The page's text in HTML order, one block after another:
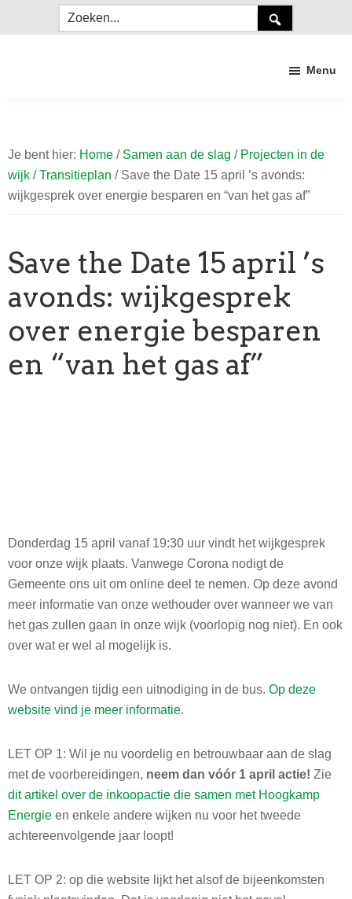
Zoeken...
Menu
Je bent hier: Home / Samen aan de slag / Projecten in de
wijk / Transitieplan /Save the Date 15 april ’s avonds:
wijkgesprek over energie besparen en “van het gas af”
Save the Date 15 april ’s
avonds: wijkgesprek
over energie besparen
en “van het gas af”
Donderdag 15 april vanaf 19:30 uur vindt het wijkgesprek
voor onze wijk plaats. Vanwege Corona nodigt de
Gemeente ons uit om online deel te nemen. Op deze avond
meer informatie van onze wethouder over wanneer we van
het gas zullen gaan in onze wijk (voorlopig nog niet). En ook
over wat er wel al mogelijk is.
We ontvangen tijdig een uitnodiging in de bus. Op deze
website vind je meer informatie.
LET OP 1: Wil je nu voordelig en betrouwbaar aan de slag
met de voorbereidingen, neem dan vóór 1 april actie! Zie
dit artikel over de inkoopactie die samen met Hoogkamp
Energie en enkele andere wijken nu voor het tweede
achtereenvolgende jaar loopt!
LET OP 2: op die website lijkt het alsof de bijeenkomsten